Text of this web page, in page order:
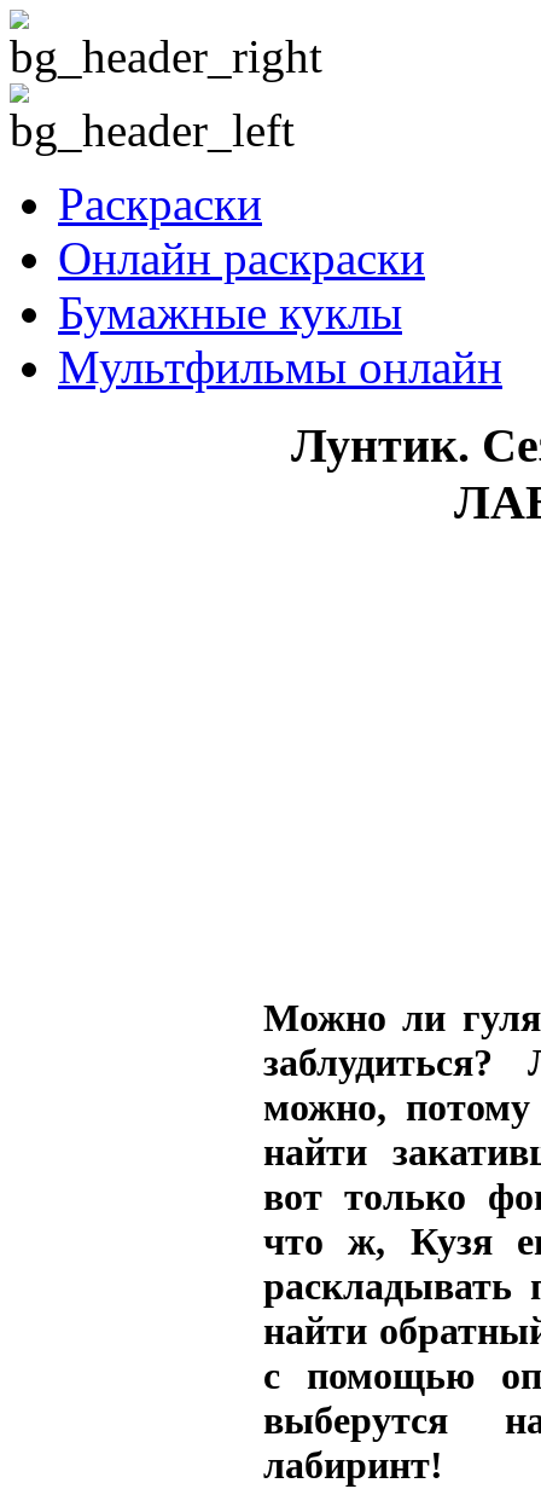
Раскраски
Онлайн раскраски
Бумажные куклы
Мультфильмы онлайн
Лунтик.
Можно ли
можно, потому
найти
вот только
что ж, Кузя
раскладывать
найти
с помощью
выберутся
лабиринт!